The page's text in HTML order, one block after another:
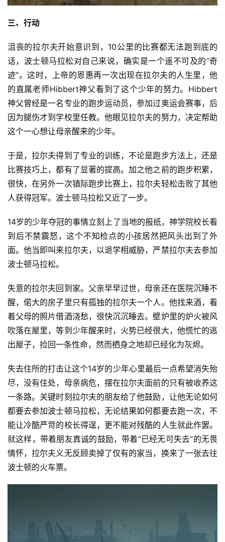
比
赛
观
察
三、行动
沮丧的拉尔夫开始意识到，10公里的比赛都无法跑到底的
话，波士顿马拉松对自己来说，确实是一个遥不可及的“奇
迹”。这时，上帝的恩惠再一次出现在拉尔夫的人生里，他
的直属老师Hibbert神父看到了这个少年的努力。Hibbert
神父曾经是一名专业的跑步运动员，参加过奥运会赛事，后
因为腿伤才到学校里任教。他眼见拉尔夫的努力，决定帮助
这个一心想让母亲醒来的少年。
于是，拉尔夫得到了专业的训练，不论是跑步方法上，还是
比赛技巧上，都有了显著的提高。加之他之前的跑步积累，
很快，在另外一次镇际跑步比赛上，拉尔夫轻松击败了其他
人获得冠军。波士顿马拉松又近了一步。
14岁的少年夺冠的事情立刻上了当地的报纸，神学院校长看
到后不禁震怒，这个不知检点的小孩居然把风头出到了外
面。他当即叫来拉尔夫，以退学相威胁，严禁拉尔夫去参加
波士顿马拉松。
失意的拉尔夫回到家。父亲早早过世，母亲还在医院沉睡不
醒，偌大的房子里只有孤独的拉尔夫一个人。他找来酒，看
着父母的照片借酒浇愁，很快沉沉睡去。壁炉里的炉火被风
吹落在屋里，等到少年醒来时，火势已经很大，他慌忙的逃
出屋子，捡回一条性命，然而栖身之地却已经化为灰烬。
失去住所的打击让这个14岁的少年心里最后一点希望消失殆
尽，没有住处，母亲病危，摆在拉尔夫面前的只有被收养这
一条路。关键时刻拉尔夫的朋友给了他鼓励，让他无论如何
都要去参加波士顿马拉松，无论结果如何都要去跑一次，不
能让冷酷严苛的校长得逞，更不能对残酷的人生就此作罢。
就这样，带着朋友真诚的鼓励，带着“已经无可失去”的无畏
情怀，拉尔夫义无反顾卖掉了仅有的家当，换来了一张去往
波士顿的火车票。